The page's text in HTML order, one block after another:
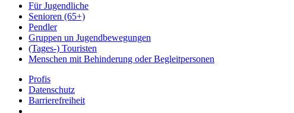
Für Jugendliche
Senioren (65+)
Pendler
Gruppen un Jugendbewegungen
(Tages-) Touristen
Menschen mit Behinderung oder Begleitpersonen
Profis
Datenschutz
Barrierefreiheit